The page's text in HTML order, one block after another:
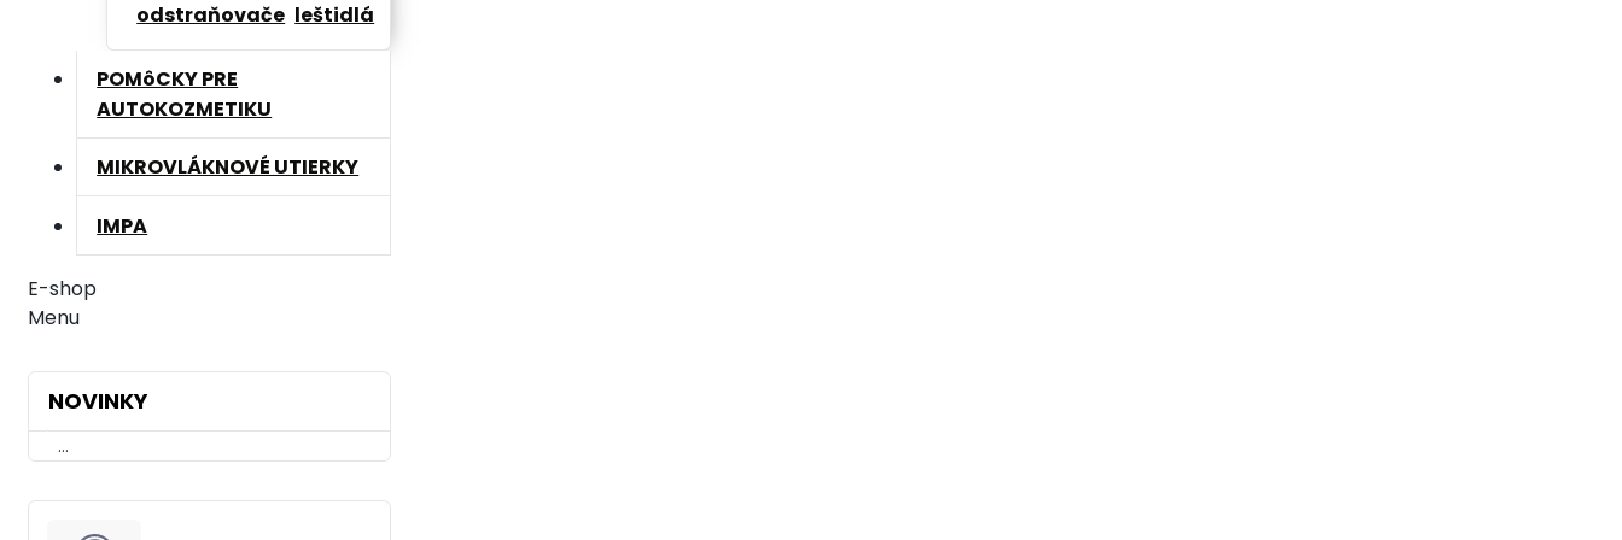
odstraňovače leštidlá
POMôCKY PRE
AUTOKOZMETIKU
MIKROVLÁKNOVÉ UTIERKY
IMPA
E-shop
Menu
NOVINKY
...